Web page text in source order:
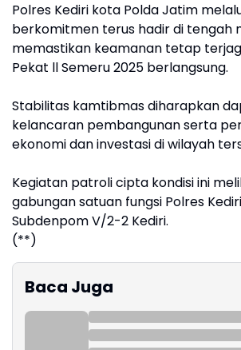
Polres Kediri kota Polda Jatim
berkomitmen terus hadir di tengah
memastikan keamanan tetap
Pekat ll Semeru 2025 berlangsung.
Stabilitas kamtibmas diharapkan
kelancaran pembangunan serta
ekonomi dan investasi di wilayah
Kegiatan patroli cipta kondisi ini
gabungan satuan fungsi Polres
Subdenpom V/2-2 Kediri.
(**)
Baca Juga